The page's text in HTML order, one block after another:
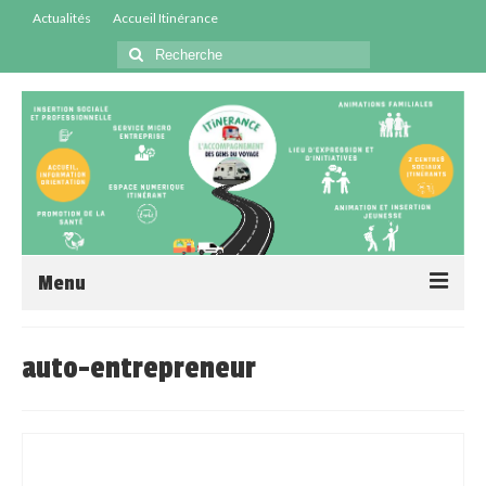
Actualités Accueil Itinérance
Menu
Centres Sociaux
auto-entrepreneur